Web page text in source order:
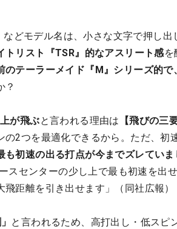
どモデル名は、小さな文字で押し
トリスト『TSR』的なアスリート感を
テーラーメイド『M』シリーズ的で
？
が飛ぶと言われる理由は 【飛びの三
の2つを最適化できるから。ただ、初
も初速の出る打点が今までズレていま
スセンターの少し上で最も初速を出
距離を引き出せます」（同社広報）
と言われるため、高打出し・低スピ